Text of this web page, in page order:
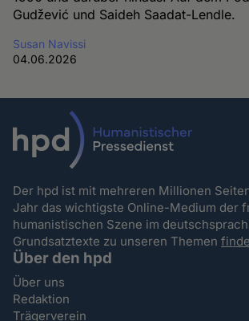
Gudžević und Saideh Saadat-Lendle.
Susan Navissi
04.06.2026
Der hpd ist mit mehreren Millionen
Jahr das wichtigste Online-Medium der
humanistischen Szene im
Grundsatztexte zu unseren Themen
Über den hpd
Über uns
Redaktion
Trägerverein